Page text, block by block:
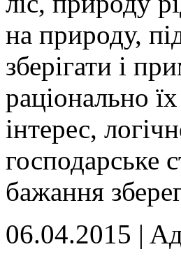
на природу,
зберігати і
раціонально
інтерес,
господарське
бажання
06.04.2015 |